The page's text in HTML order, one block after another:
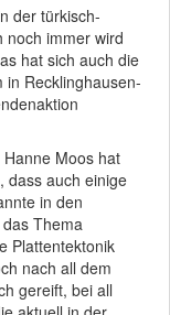
der türkisch-
noch immer wird
hat sich auch die
in Recklinghausen-
Moos hat
dass auch einige
in den
Thema
Plattentektonik
nach all dem
gereift, bei all